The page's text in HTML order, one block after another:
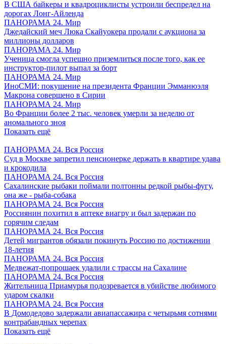
В США байкеры и квадроциклисты устроили беспредел на
дорогах Лонг-Айленда
ПАНОРАМА 24. Мир
Джедайский меч Люка Скайуокера продали с аукциона за
миллионы долларов
ПАНОРАМА 24. Мир
Ученица смогла успешно приземлиться после того, как ее
инструктор-пилот выпал за борт
ПАНОРАМА 24. Мир
ИноСМИ: покушение на президента Франции Эмманюэля
Макрона совершено в Сирии
ПАНОРАМА 24. Мир
Во Франции более 2 тыс. человек умерли за неделю от
аномального зноя
Показать ещё
ПАНОРАМА 24. Вся Россия
Суд в Москве запретил пенсионерке держать в квартире удава
и крокодила
ПАНОРАМА 24. Вся Россия
Сахалинские рыбаки поймали полтонны редкой рыбы-фугу,
она же - рыба-собака
ПАНОРАМА 24. Вся Россия
Россиянин похитил в аптеке виагру и был задержан по
горячим следам
ПАНОРАМА 24. Вся Россия
Детей мигрантов обязали покинуть Россию по достижении
18-летия
ПАНОРАМА 24. Вся Россия
Медвежат-попрошаек удалили с трассы на Сахалине
ПАНОРАМА 24. Вся Россия
Жительница Приамурья подозревается в убийстве любимого
ударом скалки
ПАНОРАМА 24. Вся Россия
В Домодедово задержали авиапассажира с четырьмя сотнями
контрабандных черепах
Показать ещё